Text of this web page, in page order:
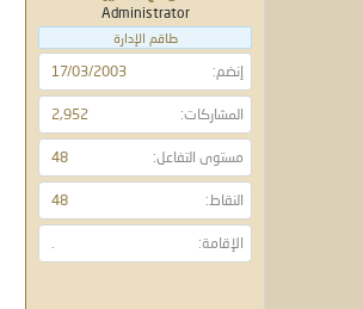
ع
ء
Administrator
طاقم الإدارة
إنضم 17/03/2003
المشاركات 2,952
مستوى التفاعل 48
النقاط 48
الإقامة